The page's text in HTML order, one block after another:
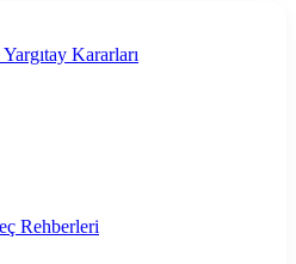
Kararları
Rehberleri